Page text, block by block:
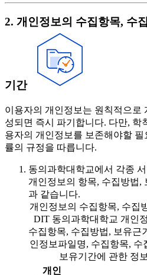
2. 개인정보의 수집항목, 수
기간
이용자의 개인정보는 원칙적으로
성되면 즉시 파기합니다. 다만, 학
용자의 개인정보를 보존해야할
률의 규정을 따릅니다.
동의과학대학교에서 각종
개인정보의 항목, 수집방법,
과 같습니다.
개인정보의 수집항목, 수집
DIT 동의과학대학교 개인
수집항목, 수집방법, 보유근
인정보파일명, 수집항목, 수
보유기간에 관한 정
개인